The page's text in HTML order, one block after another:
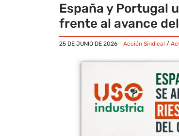
España y Portugal
frente al avance
25 DE JUNIO DE 2026 - Acción Sindical /